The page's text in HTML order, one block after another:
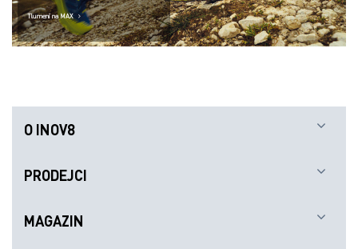
Tlumení na MAX
O INOV8
PRODEJCI
MAGAZIN